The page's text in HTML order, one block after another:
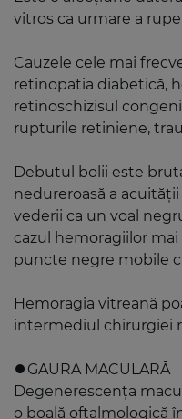
vitros ca urmare a
Cauzele cele mai
retinopatia diabetică,
retinoschizisul
rupturile retiniene,
Debutul bolii este
nedureroasă a
vederii ca un voal
cazul hemoragiilor
puncte negre mobile
Hemoragia vitreană
intermediul chirurgiei
⏺️GAURA MACULARĂ
Degenerescența
o boală oftalmologică